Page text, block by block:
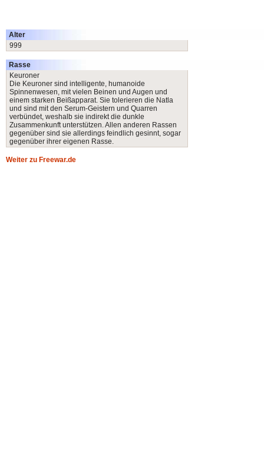
Alter
999
Rasse
Keuroner
Die Keuroner sind intelligente, humanoide
Spinnenwesen, mit vielen Beinen und Augen und
einem starken Beißapparat. Sie tolerieren die Natla
und sind mit den Serum-Geistern und Quarren
verbündet, weshalb sie indirekt die dunkle
Zusammenkunft unterstützen. Allen anderen Rassen
gegenüber sind sie allerdings feindlich gesinnt, sogar
gegenüber ihrer eigenen Rasse.
Weiter zu Freewar.de